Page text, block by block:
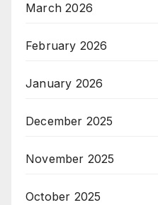
March 2026
February 2026
January 2026
December 2025
November 2025
October 2025